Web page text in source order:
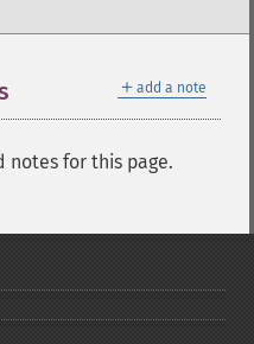
＋ add a note
notes for this page.